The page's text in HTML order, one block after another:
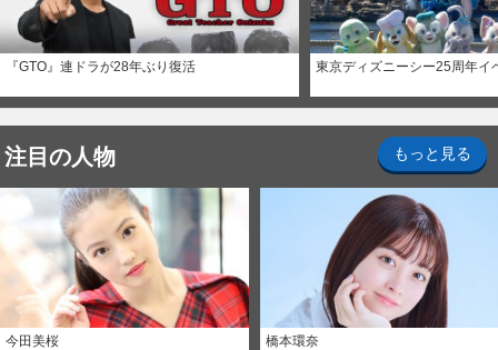
『GTO』連ドラが28年ぶり復活 東京ディズニーシー25周年イ
注目の人物 もっと見る
今田美桜 橋本環奈